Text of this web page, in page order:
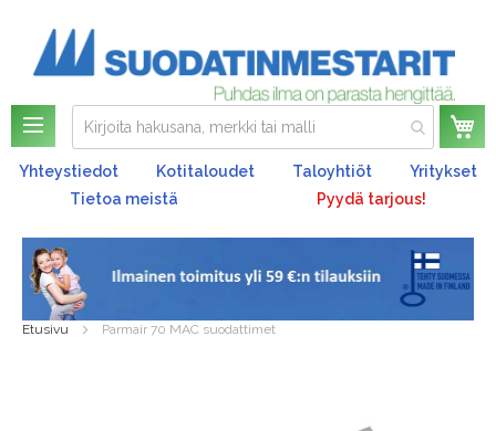
Yhteystiedot Kotitaloudet Taloyhtiöt
Yritykset
Tietoa meistä
Pyydä tarjous!
Etusivu Parmair 70 MAC suodattimet